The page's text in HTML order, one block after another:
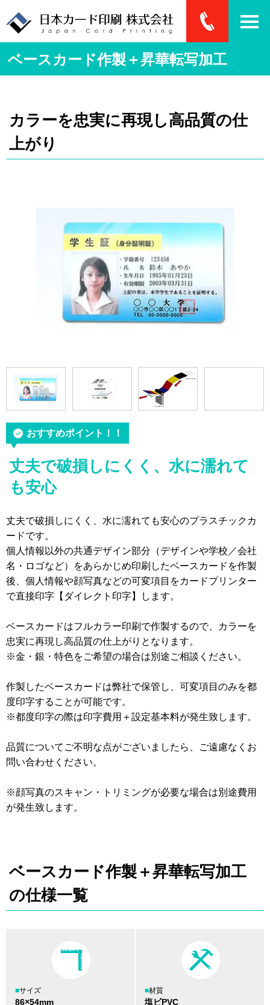
ベースカード作製＋昇華転写加工
カラーを忠実に再現し高品質の仕
上がり
おすすめポイント！！
丈夫で破損しにくく、水に濡れて
も安心
丈夫で破損しにくく、水に濡れても安心のプラスチックカ
ードです。
個人情報以外の共通デザイン部分（デザインや学校／会社
名・ロゴなど）をあらかじめ印刷したベースカードを作製
後、個人情報や顔写真などの可変項目をカードプリンター
で直接印字【ダイレクト印字】します。
ベースカードはフルカラー印刷で作製するので、カラーを
忠実に再現し高品質の仕上がりとなります。
※金・銀・特色をご希望の場合は別途ご相談ください。
作製したベースカードは弊社で保管し、可変項目のみを都
度印字することが可能です。
※都度印字の際は印字費用＋設定基本料が発生致します。
品質についてご不明な点がございましたら、ご遠慮なくお
問い合わせください。
※顔写真のスキャン・トリミングが必要な場合は別途費用
が発生致します。
ベースカード作製＋昇華転写加工
の仕様一覧
■サイズ
86×54mm
■材質
塩ビPVC